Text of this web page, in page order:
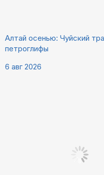
Алтай осенью: Чуйский
петроглифы
6 авг 2026